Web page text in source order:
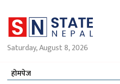
Saturday, August 8, 2026
होमपेज